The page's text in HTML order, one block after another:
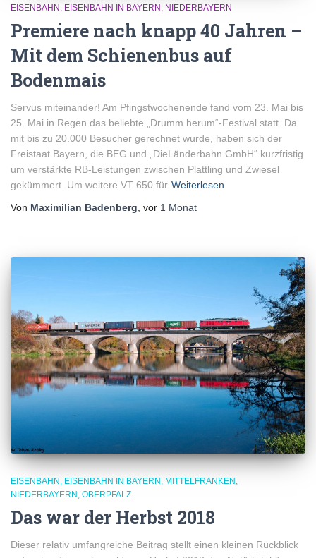
EISENBAHN EISENBAHN IN BAYERN NIEDERBAYERN
Premiere nach knapp 40 Jahren –
Mit dem Schienenbus auf
Bodenmais
Servus miteinander! Am Pfingstwochenende fand vom 23. Mai bis
25. Mai in Regen das beliebte „Drumm herum“-Festival statt. Da
mit bis zu 20.000 Besucher gerechnet wurde, haben sich der
Freistaat Bayern, die BEG und „DieLänderbahn GmbH“ kurzfristig
um verstärkte RB-Leistungen zwischen Plattling und Zwiesel
gekümmert. Um weitere VT 650 für Weiterlesen
Von Maximilian Badenberg , vor 1 Monat
EISENBAHN EISENBAHN IN BAYERN
MITTELFRANKEN
NIEDERBAYERN OBERPFALZ
Das war der Herbst 2018
Dieser relativ umfangreiche Beitrag stellt einen kleinen Rückblick